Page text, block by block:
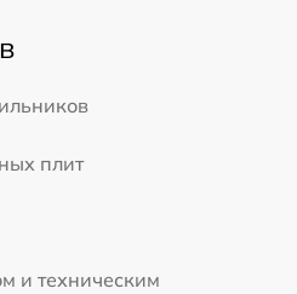
плит
и техническим